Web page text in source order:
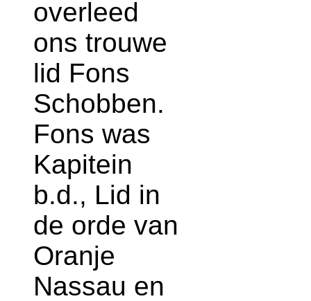
overleed
ons trouwe
lid Fons
Schobben.
Fons was
Kapitein
b.d., Lid in
de orde van
Oranje
Nassau en